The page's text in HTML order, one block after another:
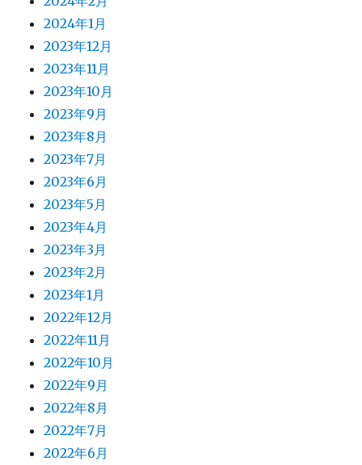
2024年1月
2023年12月
2023年11月
2023年10月
2023年9月
2023年8月
2023年7月
2023年6月
2023年5月
2023年4月
2023年3月
2023年2月
2023年1月
2022年12月
2022年11月
2022年10月
2022年9月
2022年8月
2022年7月
2022年6月